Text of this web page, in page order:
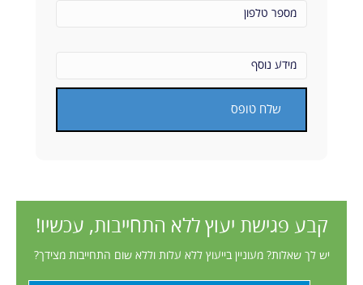
טלפון
נוסף
אנא השאר שדה זה ריק.
קבע פגישת יעוץ ללא התחייבות, עכשיו!
יש לך שאלות? מעוניין בייעוץ ללא עלות וללא שום התחייבות מצידך?